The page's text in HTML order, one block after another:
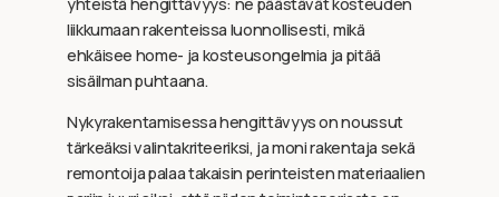
liikkumaan rakenteissa luonnollisesti, mikä
ehkäisee home- ja kosteusongelmia ja pitää
sisäilman puhtaana.
Nykyrakentamisessa hengittävyys on noussut
tärkeäksi valintakriteeriksi, ja moni rakentaja sekä
remontoija palaa takaisin perinteisten materiaalien